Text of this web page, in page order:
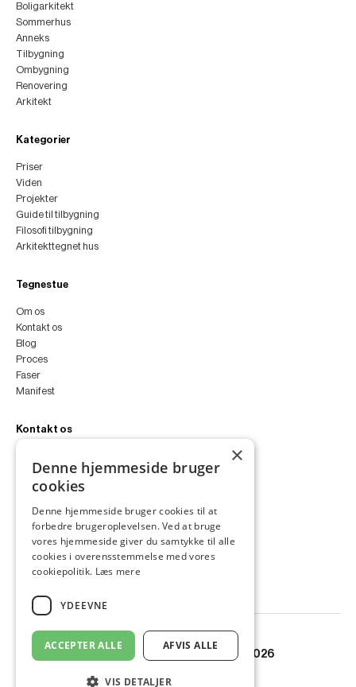
Boligarkitekt
Sommerhus
Anneks
Tilbygning
Ombygning
Renovering
Arkitekt
Kategorier
Priser
Viden
Projekter
Guide til tilbygning
Filosofi tilbygning
Arkitekttegnet hus
Tegnestue
Om os
Kontakt os
Blog
Proces
Faser
Manifest
Kontakt os
+45 4252 0011
VA11a
2300 København S
Instagram
LinkedIn
© Copyright PETER FYLLGRAF 2026
×
Denne hjemmeside bruger
cookies
Denne hjemmeside bruger cookies til at
forbedre brugeroplevelsen. Ved at bruge
vores hjemmeside giver du samtykke til alle
cookies i overensstemmelse med vores
cookiepolitik. Læs mere
YDEEVNE
ACCEPTER ALLE AFVIS ALLE
VIS DETALJER